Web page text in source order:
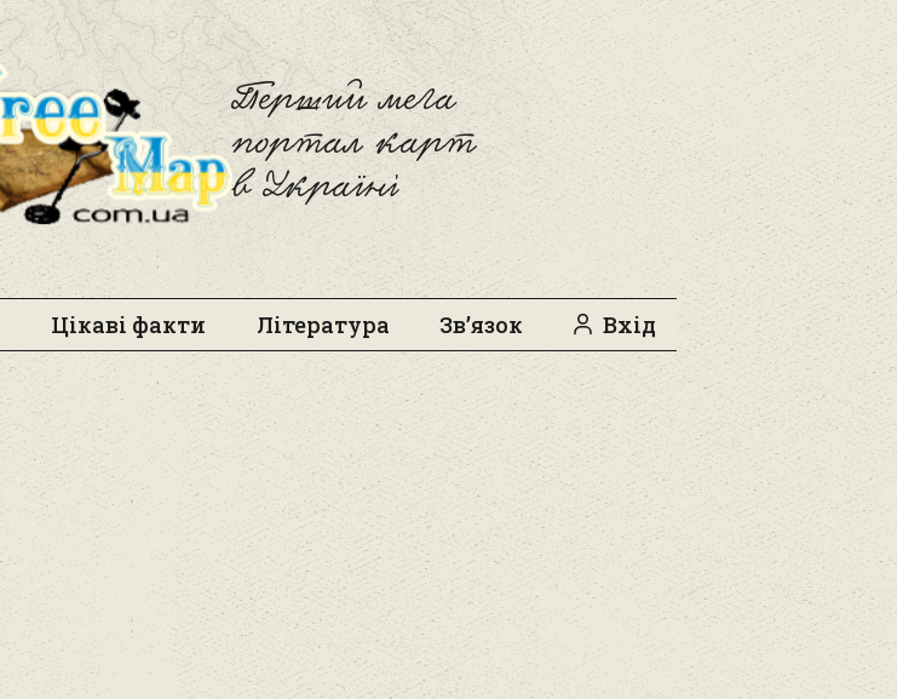
Freemap
Перший мега
портал карт
в Україні
Цікаві факти Література Зв’язок Вхід